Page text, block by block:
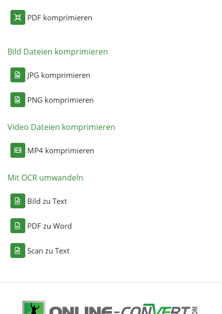
PDF komprimieren
Bild Dateien komprimieren
JPG komprimieren
PNG komprimieren
Video Dateien komprimieren
MP4 komprimieren
Mit OCR umwandeln
Bild zu Text
PDF zu Word
Scan zu Text